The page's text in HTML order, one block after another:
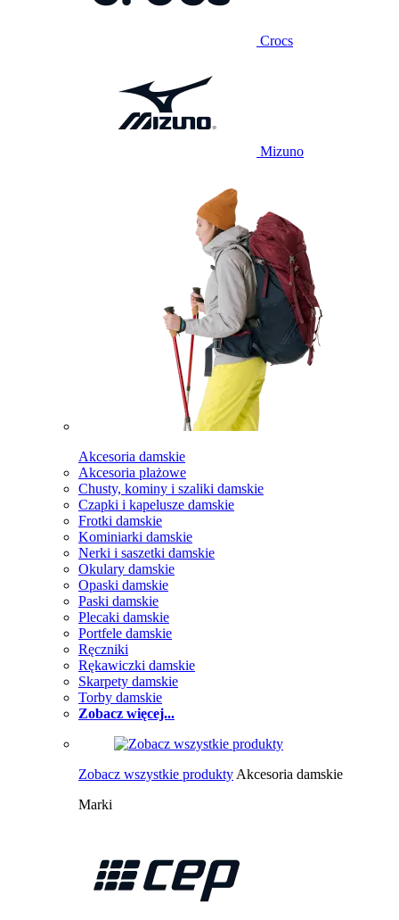
Crocs
Mizuno
Akcesoria damskie
Akcesoria plażowe
Chusty, kominy i szaliki damskie
Czapki i kapelusze damskie
Frotki damskie
Kominiarki damskie
Nerki i saszetki damskie
Okulary damskie
Opaski damskie
Paski damskie
Plecaki damskie
Portfele damskie
Ręczniki
Rękawiczki damskie
Skarpety damskie
Torby damskie
Zobacz więcej...
Zobacz wszystkie produkty Akcesoria damskie
Marki